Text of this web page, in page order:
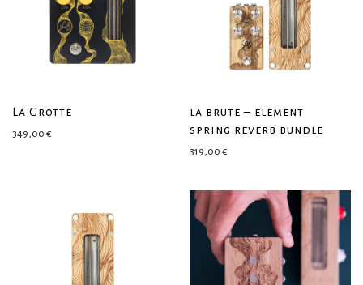
La Grotte
349,00 €
la brute – element
spring reverb bundle
319,00 €